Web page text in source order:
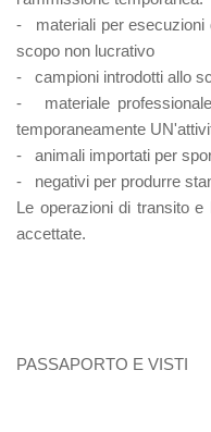
- materiali per esecuzioni
scopo non lucrativo
- campioni introdotti allo
- materiale
temporaneamente
- animali importati per
- negativi per produrre
Le operazioni di transito
accettate.
PASSAPORTO E VISTI